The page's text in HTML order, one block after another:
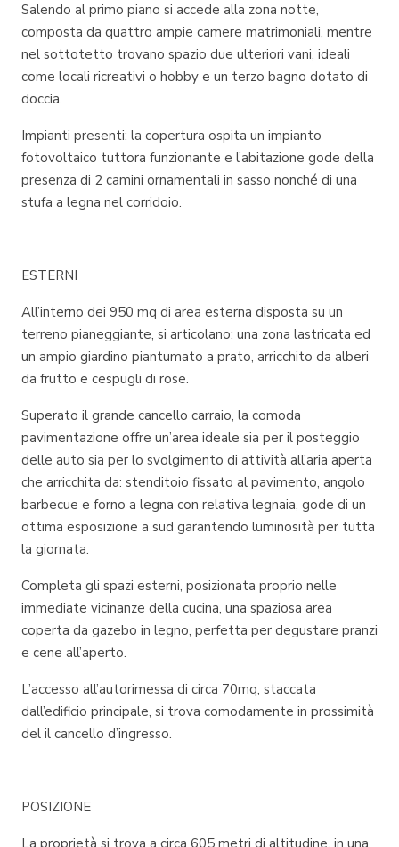
Salendo al primo piano si accede alla zona notte,
composta da quattro ampie camere matrimoniali, mentre
nel sottotetto trovano spazio due ulteriori vani, ideali
come locali ricreativi o hobby e un terzo bagno dotato di
doccia.
Impianti presenti: la copertura ospita un impianto
fotovoltaico tuttora funzionante e l’abitazione gode della
presenza di 2 camini ornamentali in sasso nonché di una
stufa a legna nel corridoio.
ESTERNI
All’interno dei 950 mq di area esterna disposta su un
terreno pianeggiante, si articolano: una zona lastricata ed
un ampio giardino piantumato a prato, arricchito da alberi
da frutto e cespugli di rose.
Superato il grande cancello carraio, la comoda
pavimentazione offre un’area ideale sia per il posteggio
delle auto sia per lo svolgimento di attività all’aria aperta
che arricchita da: stenditoio fissato al pavimento, angolo
barbecue e forno a legna con relativa legnaia, gode di un
ottima esposizione a sud garantendo luminosità per tutta
la giornata.
Completa gli spazi esterni, posizionata proprio nelle
immediate vicinanze della cucina, una spaziosa area
coperta da gazebo in legno, perfetta per degustare pranzi
e cene all’aperto.
L’accesso all’autorimessa di circa 70mq, staccata
dall’edificio principale, si trova comodamente in prossimità
del il cancello d’ingresso.
POSIZIONE